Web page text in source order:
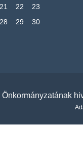
21 22
23
28 29
30